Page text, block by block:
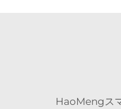
HaoMengス